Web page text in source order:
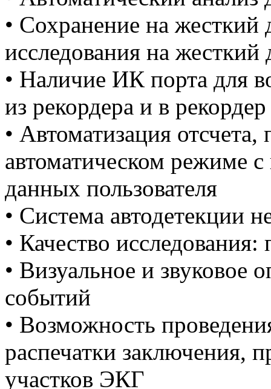
• Сохранение на
исследования на жесткий
• Наличие ИК порта для
из рекордера и в рекордер
• Автоматизация
автоматическом режиме
данных пользователя
• Система автодетекции
• Качество
• Визуальное и звуковое
событий
• Возможность
распечатки заключения,
участков ЭКГ